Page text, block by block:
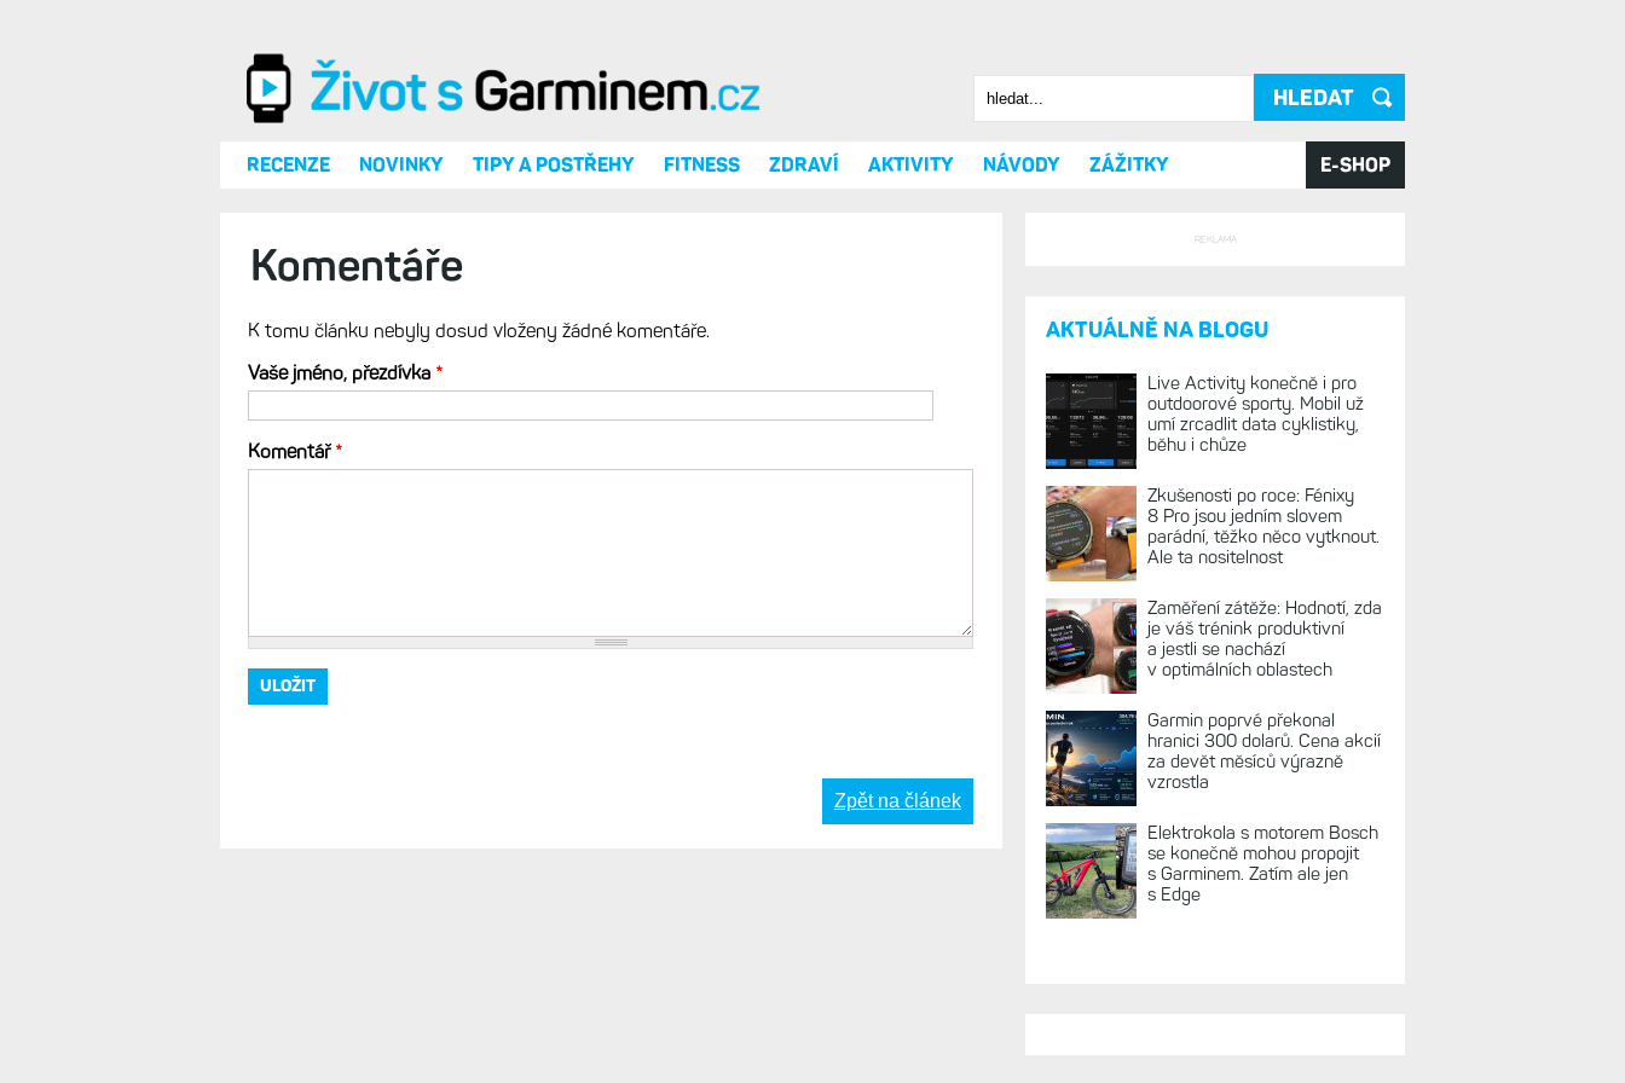
Vyhledávání
Hledat
RECENZE NOVINKY TIPY A POSTŘEHY FITNESS ZDRAVÍ AKTIVITY NÁVODY ZÁŽITKY E-SHOP
Komentáře
K tomu článku nebyly dosud vloženy žádné komentáře.
Vaše jméno, přezdívka *
Komentář*
Zpět na článek
REKLAMA
AKTUÁLNĚ NA BLOGU
Live Activity konečně i pro
outdoorové sporty. Mobil už
umí zrcadlit data cyklistiky,
běhu i chůze
Zkušenosti po roce: Fénixy
8 Pro jsou jedním slovem
parádní, těžko něco vytknout.
Ale ta nositelnost
Zaměření zátěže: Hodnotí, zda
je váš trénink produktivní
a jestli se nachází
v optimálních oblastech
Garmin poprvé překonal
hranici 300 dolarů. Cena akcií
za devět měsíců výrazně
vzrostla
Elektrokola s motorem Bosch
se konečně mohou propojit
s Garminem. Zatím ale jen
s Edge